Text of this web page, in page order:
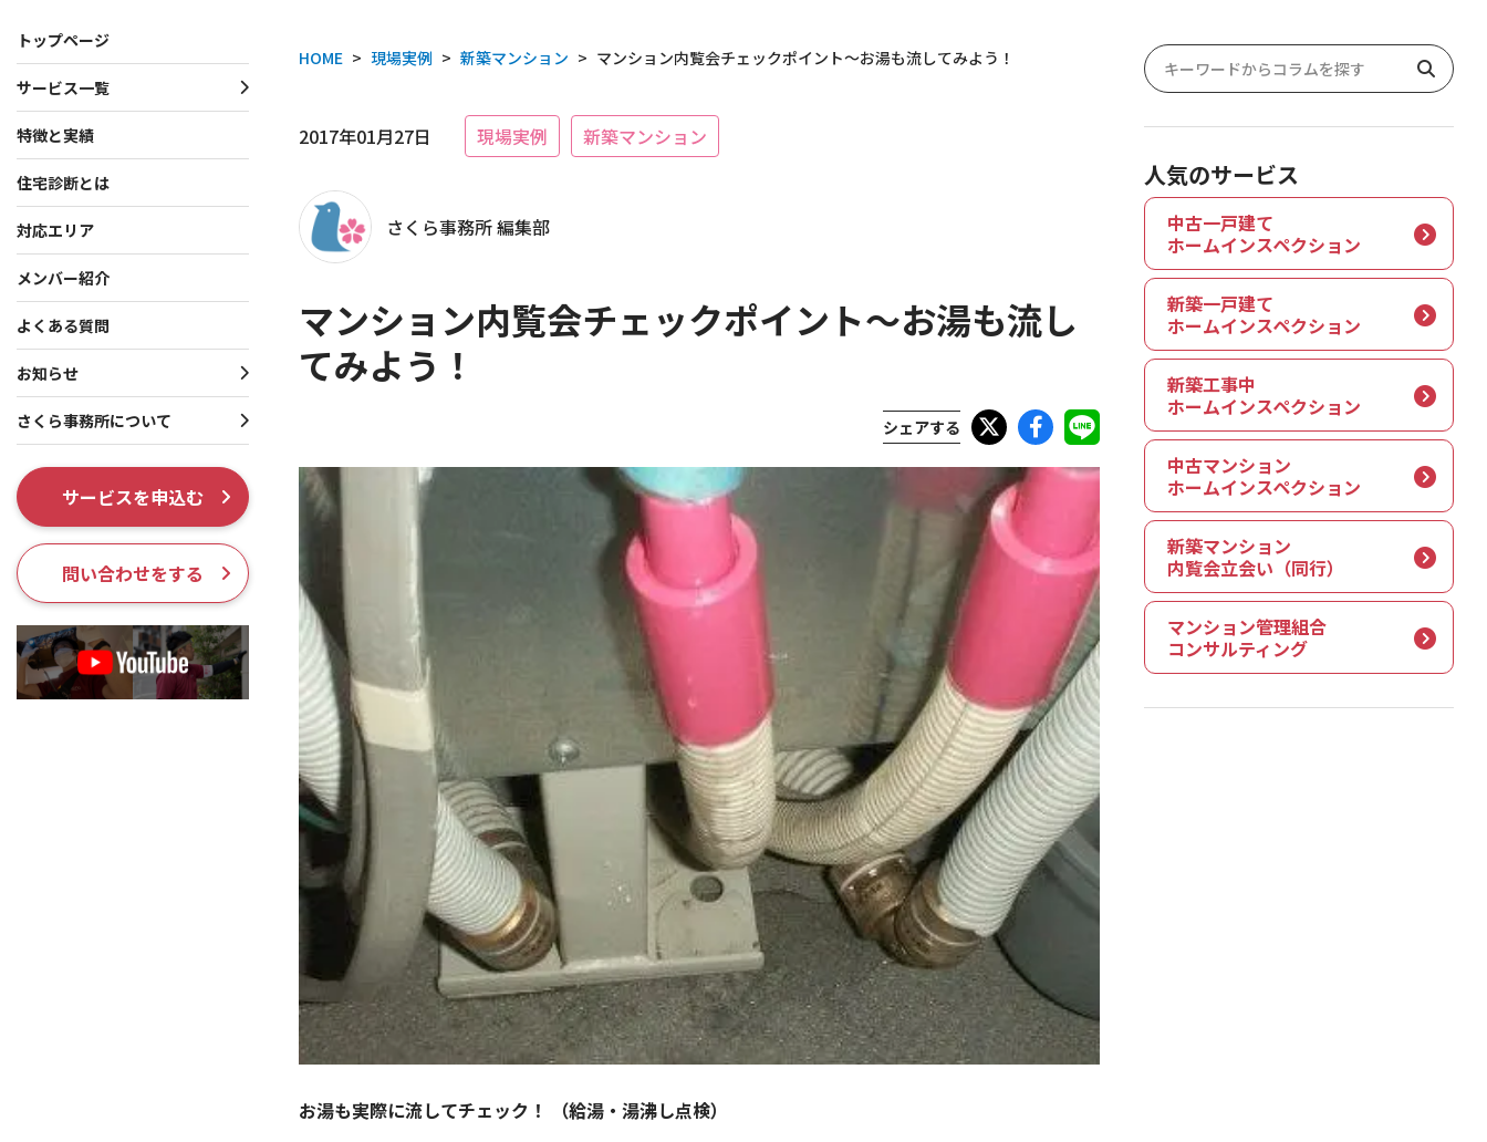
トップページ
サービス一覧
サービス一覧
マンション向けサービス
共通サービス
調査系オプション
特徴と実績
住宅診断とは
対応エリア
メンバー紹介
よくある質問
お知らせ
お知らせ・プレスリリース
プレスリリース
さくら事務所について
さくら事務所について
理念・行動指針
ISO 9001認証取得
テレビ出演・メディア掲載履歴
SNS
採用情報
サービスを申込む
問い合わせをする
HOME > 現場実例 > 新築マンション > マンション内覧会チェックポイント～お湯も流してみよう！
2017年01月27日 現場実例 新築マンション
さくら事務所 編集部
マンション内覧会チェックポイント～お湯も流し
てみよう！
シェアする
お湯も実際に流してチェック！ （給湯・湯沸し点検）
人気のサービス
中古一戸建て
ホームインスペクション
新築一戸建て
ホームインスペクション
新築工事中
ホームインスペクション
中古マンション
ホームインスペクション
新築マンション
内覧会立会い（同行）
マンション管理組合
コンサルティング